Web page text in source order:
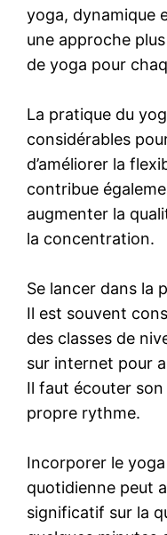
yoga, dynamique
une approche
de yoga pour
La pratique du
considérables
d’améliorer la
contribue
augmenter la
la concentration.
Se lancer dans la
Il est souvent
des classes de
sur internet pour
Il faut écouter
propre rythme.
Incorporer le
quotidienne peut
significatif sur la